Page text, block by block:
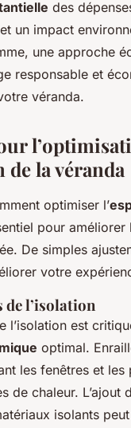
des
un impact
une approche
responsable et
véranda.
la véranda
optimiser l’
pour
De simples
votre
l’isolation
l’isolation est
optimal.
les fenêtres et les
de chaleur. L’ajout
isolants